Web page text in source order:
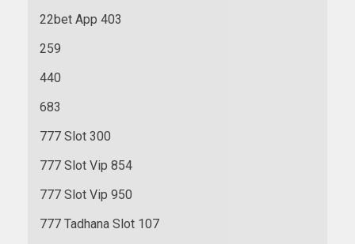
22bet App 403
259
440
683
777 Slot 300
777 Slot Vip 854
777 Slot Vip 950
777 Tadhana Slot 107